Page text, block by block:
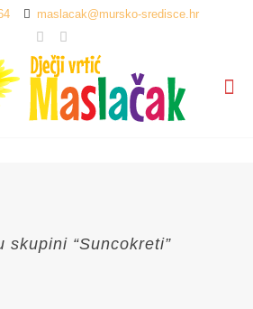
maslacak@mursko-sredisce.hr
skupini “Suncokreti”